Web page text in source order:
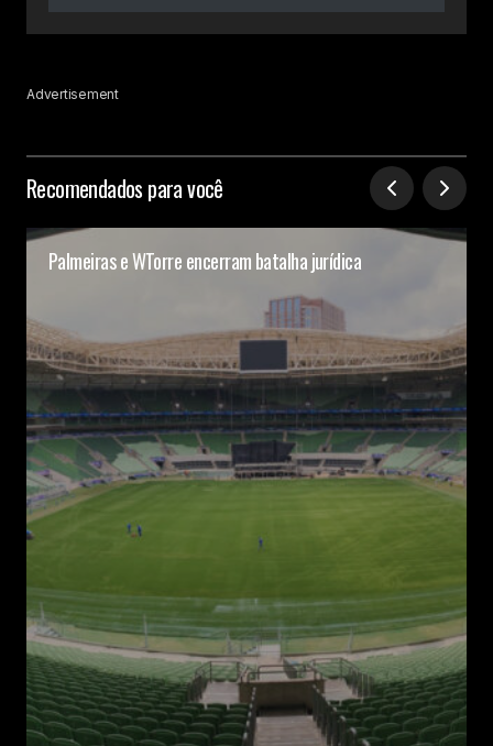
Advertisement
Recomendados para você
Palmeiras e WTorre encerram batalha jurídica